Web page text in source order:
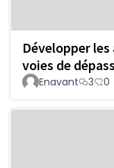
Développer
voies de
Enavant 3 0